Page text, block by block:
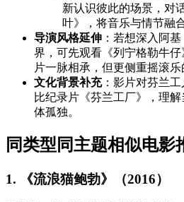
新认识彼此的场景，对
叶》，将音乐与情节融
导演风格延伸 ：若想深入阿
界，可先观看《列宁格勒牛
片一脉相承，但更侧重摇滚乐
文化背景补充：影片对芬兰
比纪录片《芬兰工厂》，理
体孤独。
同类型同主题相似电影
1. 《流浪猫鲍勃》（2016）